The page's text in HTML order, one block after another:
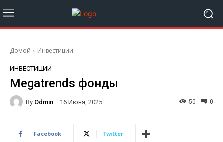
Домой Инвестиции
ИНВЕСТИЦИИ
Megatrends фонды
By Odmin 16 Июня, 2025 0
50
Facebook Twitter